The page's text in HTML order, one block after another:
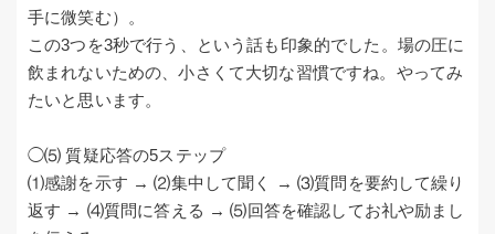
手に微笑む）。
この3つを3秒で行う、という話も印象的でした。場の圧に
飲まれないための、小さくて大切な習慣ですね。やってみ
たいと思います。
◯⑸ 質疑応答の5ステップ
⑴感謝を示す → ⑵集中して聞く → ⑶質問を要約して繰り
返す → ⑷質問に答える → ⑸回答を確認してお礼や励まし